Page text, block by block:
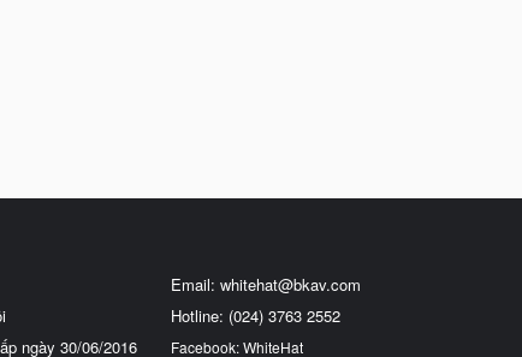
ngày 30/06/2016
Email: whitehat@bkav.com
Hotline: (024) 3763 2552
Facebook: WhiteHat